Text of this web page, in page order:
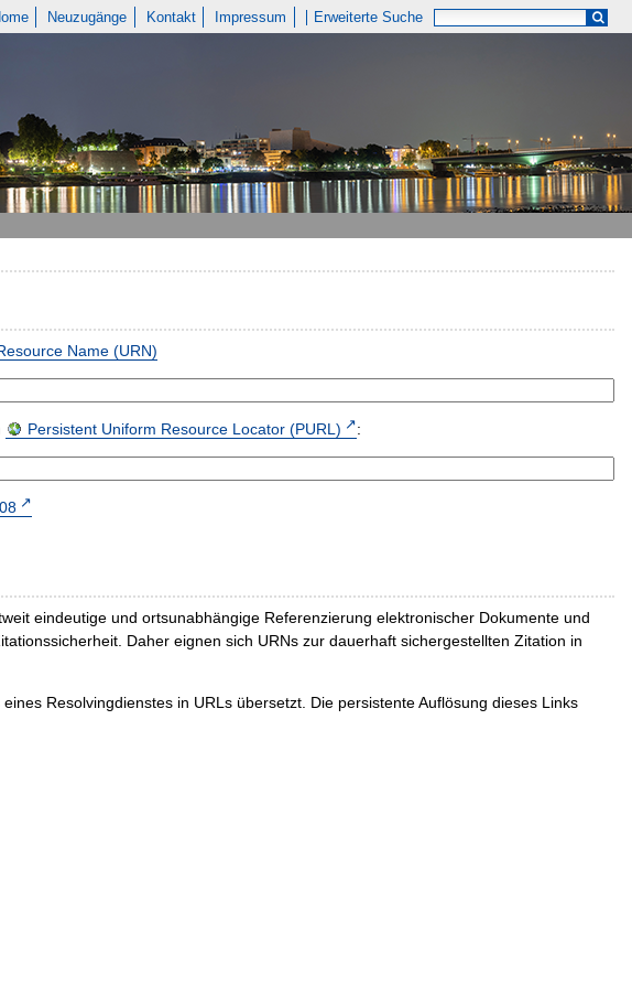
Neuzugänge Kontakt Impressum Erweiterte Suche
Name (URN)
Persistent Uniform Resource Locator (PURL) :
eindeutige und ortsunabhängige Referenzierung elektronischer Dokumente und
Daher eignen sich URNs zur dauerhaft sichergestellten Zitation in
Resolvingdienstes in URLs übersetzt. Die persistente Auflösung dieses Links